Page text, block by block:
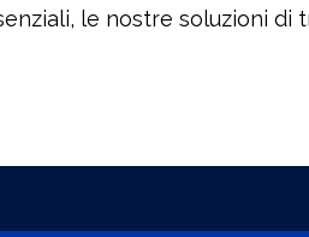
le nostre soluzioni